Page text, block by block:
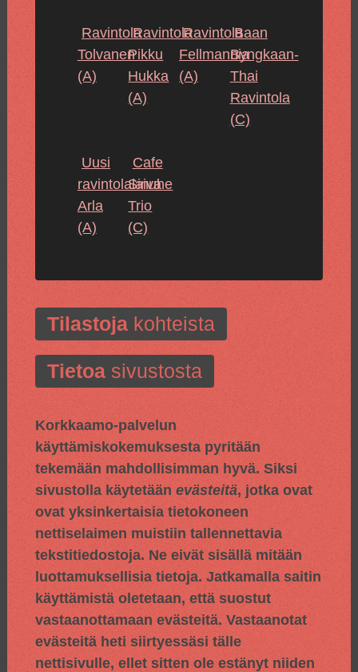
Ravintola
Tolvanen
(A)
Ravintola
Pikku
Hukka
(A)
Ravintola
Fellmannia
(A)
Baan
Byngkaan-
Thai
Ravintola
(C)
Uusi
ravintolalaiva
Arla
(A)
Cafe
Sinuhe
Trio
(C)
Tilastojakohteista
Tietoasivustosta
Korkkaamo-palvelun
käyttämiskokemuksesta pyritään
tekemään mahdollisimman hyvä. Siksi
sivustolla käytetään evästeitä, jotka ovat
ovat yksinkertaisia tietokoneen
nettiselaimen muistiin tallennettavia
tekstitiedostoja. Ne eivät sisällä mitään
luottamuksellisia tietoja. Jatkamalla saitin
käyttämistä oletetaan, että suostut
vastaanottamaan evästeitä. Vastaanotat
evästeitä heti siirtyessäsi tälle
nettisivulle, ellet sitten ole estänyt niiden